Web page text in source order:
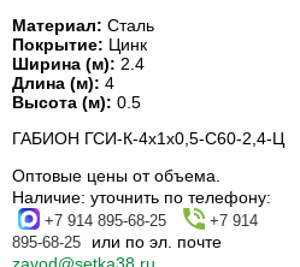
Материал: Сталь
Покрытие: Цинк
Ширина (м): 2.4
Длина (м): 4
Высота (м): 0.5
ГАБИОН ГСИ-К-4х1х0,5-С60-2,4-Ц
Оптовые цены от объема.
Наличие: уточнить по телефону:
+7 914 895-68-25
+7 914
895-68-25
или по эл. почте
zavod@setka38.ru